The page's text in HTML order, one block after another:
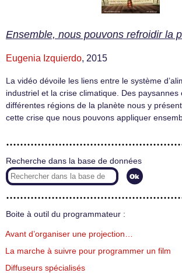
Ensemble, nous pouvons refroidir la
Eugenia Izquierdo, 2015
La vidéo dévoile les liens entre le système
industriel et la crise climatique. Des paysannes
différentes régions de la planète nous y
cette crise que nous pouvons appliquer
Recherche dans la base de données
Boite à outil du programmateur :
Avant d’organiser une projection…
La marche à suivre pour programmer un film
Diffuseurs spécialisés